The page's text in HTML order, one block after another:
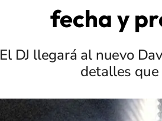
fecha y
El DJ llegará al nuevo
detalles que